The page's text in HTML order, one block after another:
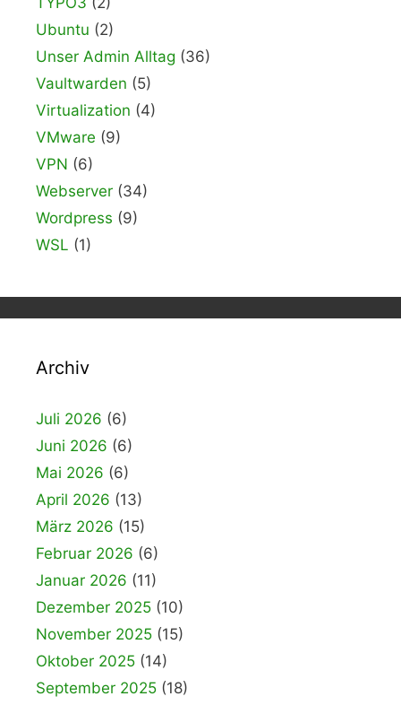
Ubuntu (2)
Unser Admin Alltag (36)
Vaultwarden (5)
Virtualization (4)
VMware (9)
VPN (6)
Webserver (34)
Wordpress (9)
WSL (1)
Archiv
Juli 2026 (6)
Juni 2026 (6)
Mai 2026 (6)
April 2026 (13)
März 2026 (15)
Februar 2026 (6)
Januar 2026 (11)
Dezember 2025 (10)
November 2025 (15)
Oktober 2025 (14)
September 2025 (18)